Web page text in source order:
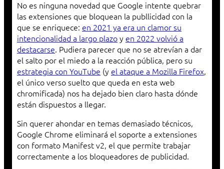
No es ninguna novedad que Google intente quebrar
las extensiones que bloquean la publlicidad con la
que se enriquece: en 2021 ya era un clamor su
intencionalidad a largo plazoy en 2022 volvió a
destacarse. Pudiera parecer que no se atrevían a dar
el salto por el miedo a la reacción pública, pero su
estrategia con YouTube (y el ataque a Mozilla Firefox,
el único verso suelto que queda en esta web
chromificada) nos ha dejado bien claro hasta dónde
están dispuestos a llegar.
Sin querer ahondar en temas demasiado técnicos,
Google Chrome eliminará el soporte a extensiones
con formato Manifest v2, el que permite trabajar
correctamente a los bloqueadores de publicidad.